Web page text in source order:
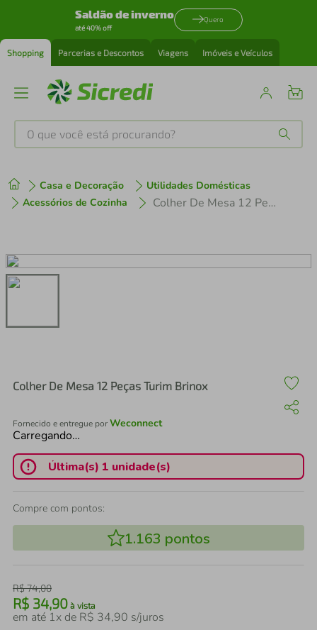
Saldão de inverno
até 40% off
Quero
Shopping Parcerias e Descontos Viagens Imóveis e Veículos
O que você está procurando?
Casa e Decoração
Utilidades Domésticas
Acessórios de Cozinha
Colher De Mesa 12 Peças Turim Brinox
Colher De Mesa 12 Peças Turim Brinox
Fornecido e entregue porWeconnect
Carregando…
Última(s) 1 unidade(s)
Compre com pontos:
1.163 pontos
R$74,00
R$ 34,90 à vista
em até 1x de R$ 34,90 s/juros
1º tenis
3º